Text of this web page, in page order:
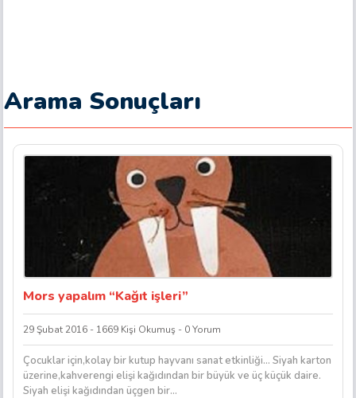
Arama Sonuçları
Mors yapalım “Kağıt işleri”
29 Şubat 2016 - 1669 Kişi Okumuş - 0 Yorum
Çocuklar için,kolay bir kutup hayvanı sanat etkinliği… Siyah karton
üzerine,kahverengi elişi kağıdından bir büyük ve üç küçük daire.
Siyah elişi kağıdından üçgen bir...